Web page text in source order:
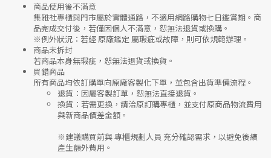
商品使用後不滿意
集雅社專櫃與門市屬於實體通路，不適用網路購物七日鑑賞期 。商
品完成交付後，若僅因個人不滿意，恕無法退貨或換購。
※例外狀況：若經 原廠鑑定 屬瑕疵或故障，則可依規範辦理。
商品未拆封
若商品本身無瑕疵，恕無法退貨或換貨。
買錯商品
所有商品均依訂購單向原廠客製化下單 ，並包含出貨準備流程。
退貨 ：因屬客製訂單，恕無法直接退貨。
換貨 ：若需更換，請洽原訂購專櫃，並支付原商品物流費用
與新商品價差金額 。
※建議購買前與專櫃規劃人員 充分確認需求，以避免後續
產生額外費用。